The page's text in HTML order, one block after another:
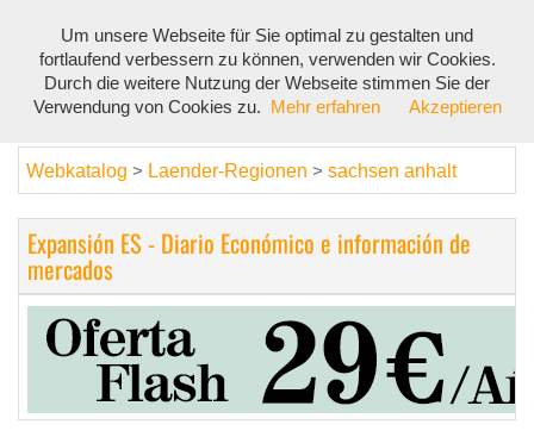
Webkatalog > Laender-Regionen > sachsen anhalt
Expansión ES - Diario Económico e información de
mercados
Um unsere Webseite für Sie optimal zu gestalten und
fortlaufend verbessern zu können, verwenden wir Cookies.
Durch die weitere Nutzung der Webseite stimmen Sie der
Verwendung von Cookies zu.
Mehr erfahren Akzeptieren